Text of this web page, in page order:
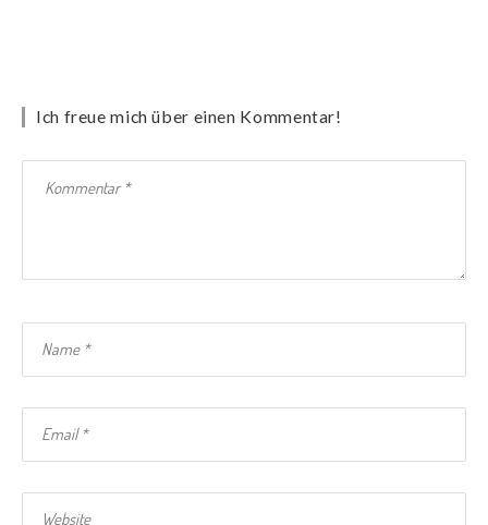
Ich freue mich über einen Kommentar!